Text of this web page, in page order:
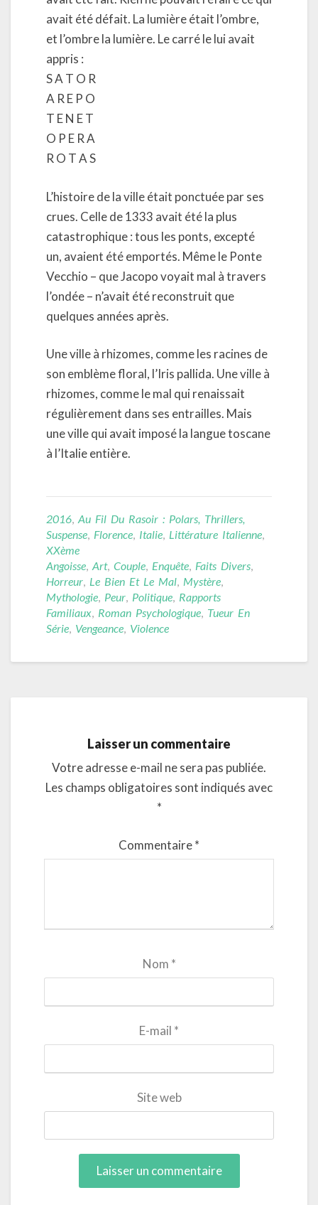
avait été défait. La lumière était l’ombre,
et l’ombre la lumière. Le carré le lui avait
appris :
S A T O R
A R E P O
T E N E T
O P E R A
R O T A S
L’histoire de la ville était ponctuée par ses
crues. Celle de 1333 avait été la plus
catastrophique : tous les ponts, excepté
un, avaient été emportés. Même le Ponte
Vecchio – que Jacopo voyait mal à travers
l’ondée – n’avait été reconstruit que
quelques années après.
Une ville à rhizomes, comme les racines de
son emblème floral, l’Iris pallida. Une ville à
rhizomes, comme le mal qui renaissait
régulièrement dans ses entrailles. Mais
une ville qui avait imposé la langue toscane
à l’Italie entière.
2016 Au Fil Du Rasoir : Polars, Thrillers,
Suspense Florence Italie Littérature Italienne
XXème
Angoisse Art, Couple Enquête Faits Divers
Horreur Le Bien Et Le Mal Mystère
Mythologie Peur Politique Rapports
Familiaux Roman Psychologique Tueur En
Série Vengeance Violence
Laisser un commentaire
Votre adresse e-mail ne sera pas publiée.
Les champs obligatoires sont indiqués avec
*
Commentaire*
Nom *
E-mail *
Site web